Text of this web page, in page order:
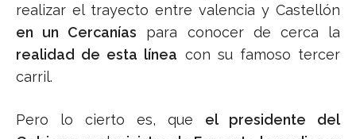
realizar el trayecto entre valencia y Castellón
en un Cercanías para conocer de cerca la
realidad de esta línea con su famoso tercer
carril.
Pero lo cierto es, que el presidente del